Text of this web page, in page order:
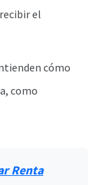
el
cómo
como
Renta